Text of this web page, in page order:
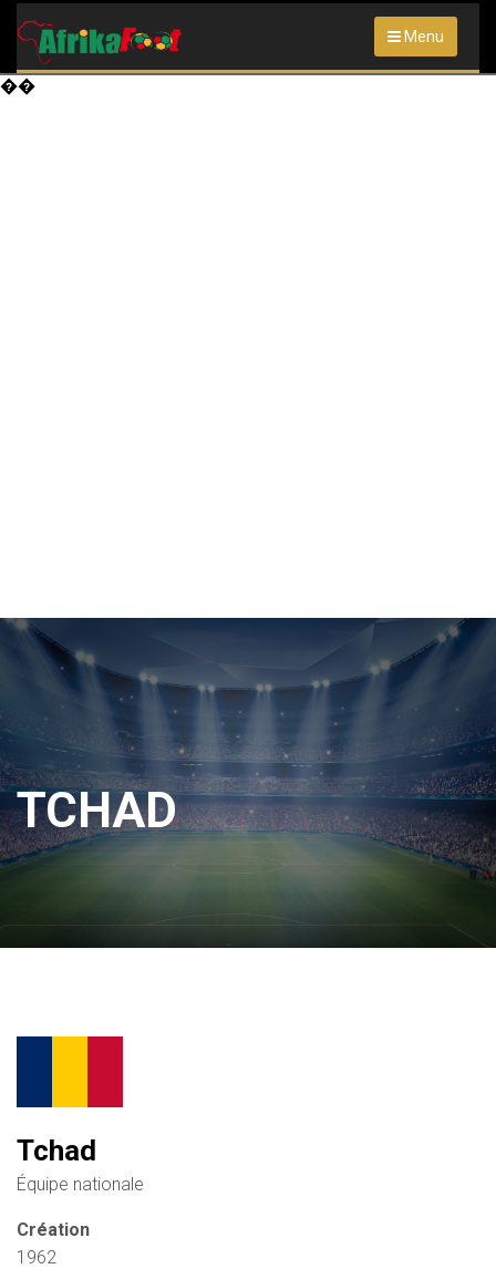
Menu
��
TCHAD
Tchad
Équipe nationale
Création
1962